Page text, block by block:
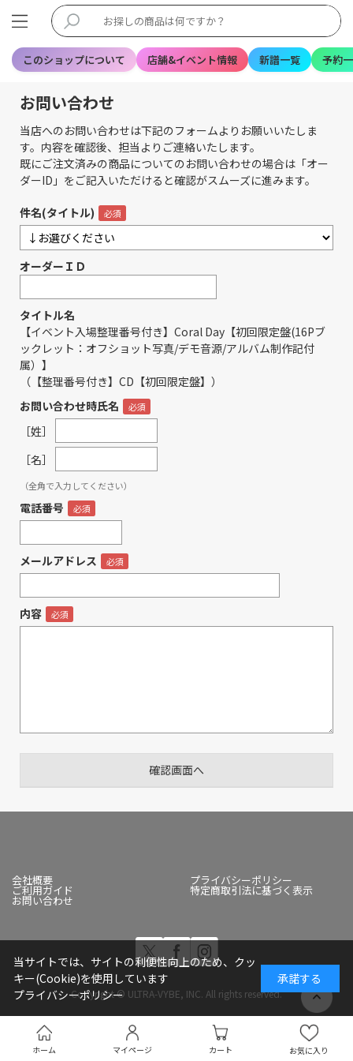
このショップについて 店舗&イベント情報 新譜一覧 予約
ホーム マイページ カート お気に入り
お問い合わせ
当店へのお問い合わせは下記のフォームよりお願いいたしま
す。内容を確認後、担当よりご連絡いたします。
既にご注文済みの商品についてのお問い合わせの場合は「オー
ダーID」をご記入いただけると確認がスムーズに進みます。
件名(タイトル)
オーダーＩＤ
タイトル名
【イベント入場整理番号付き】Coral Day【初回限定盤(16Pブ
ックレット：オフショット写真/デモ音源/アルバム制作記付
属）】
（【整理番号付き】CD【初回限定盤】）
お問い合わせ時氏名
［姓］
［名］
（全角で入力してください）
電話番号
メールアドレス
内容
会社概要 プライバシーポリシー
ご利用ガイド 特定商取引法に基づく表示
お問い合わせ
Copyright © ULTRA-VYBE, INC. All rights reserved.
当サイトでは、サイトの利便性向上のため、クッ
キー(Cookie)を使用しています
プライバシーポリシー
承諾する